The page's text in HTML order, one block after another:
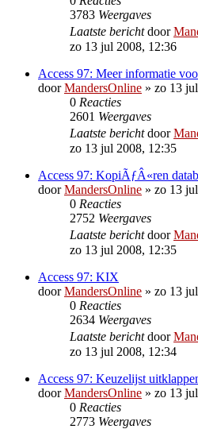
3783 Weergaves
Laatste berichtdoor
zo 13 jul 2008, 12:36
Access 97: Meer informatie
doorMandersOnline » zo 13
0 Reacties
2601 Weergaves
Laatste berichtdoor
zo 13 jul 2008, 12:35
Access 97: KopiÃƒÂ«ren
doorMandersOnline » zo 13
0 Reacties
2752 Weergaves
Laatste berichtdoor
zo 13 jul 2008, 12:35
Access 97: KIX
doorMandersOnline » zo 13
0 Reacties
2634 Weergaves
Laatste berichtdoor
zo 13 jul 2008, 12:34
Access 97: Keuzelijst
doorMandersOnline » zo 13
0 Reacties
2773 Weergaves